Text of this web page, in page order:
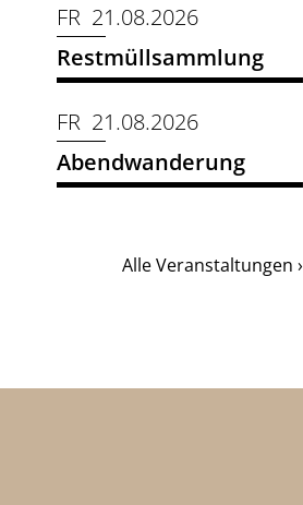
FR 21.08.2026
Restmüllsammlung
FR 21.08.2026
Abendwanderung
Alle Veranstaltungen ›